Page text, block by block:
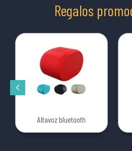
Regalos
Altavoz bluetooth